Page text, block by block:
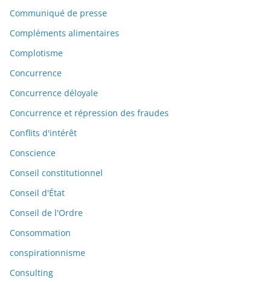
Communiqué de presse
Compléments alimentaires
Complotisme
Concurrence
Concurrence déloyale
Concurrence et répression des fraudes
Conflits d'intérêt
Conscience
Conseil constitutionnel
Conseil d'État
Conseil de l'Ordre
Consommation
conspirationnisme
Consulting